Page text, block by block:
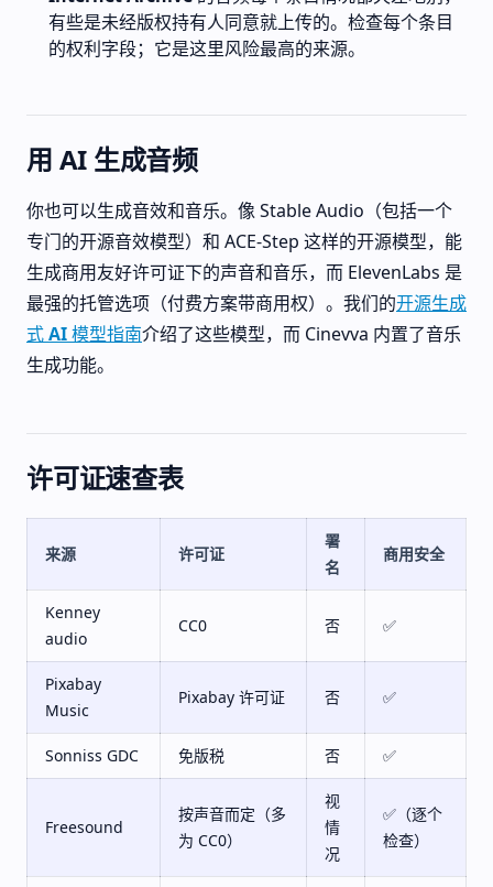
有些是未经版权持有人同意就上传的。检查每个条目
的权利字段；它是这里风险最高的来源。
用 AI 生成音频
你也可以生成音效和音乐。像 Stable Audio（包括一个
专门的开源音效模型）和 ACE-Step 这样的开源模型，能
生成商用友好许可证下的声音和音乐，而 ElevenLabs 是
最强的托管选项（付费方案带商用权）。我们的开源生成
式 AI 模型指南介绍了这些模型，而 Cinevva 内置了音乐
生成功能。
许可证速查表
来源 许可证
署
名
商用安全
Kenney
audio
CC0 否 ✅
Pixabay
Music
Pixabay 许可证 否 ✅
Sonniss GDC 免版税 否 ✅
Freesound
按声音而定（多
为 CC0）
视
情
况
✅（逐个
检查）